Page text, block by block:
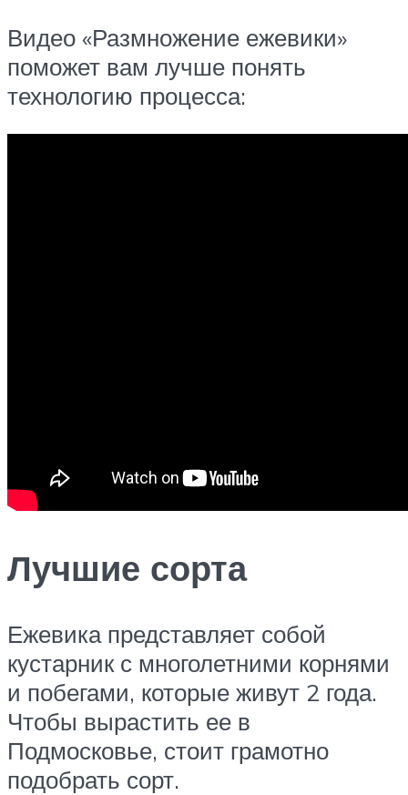
Видео «Размножение ежевики»
поможет вам лучше понять
технологию процесса:
Лучшие сорта
Ежевика представляет собой
кустарник с многолетними корнями
и побегами, которые живут 2 года.
Чтобы вырастить ее в
Подмосковье, стоит грамотно
подобрать сорт.